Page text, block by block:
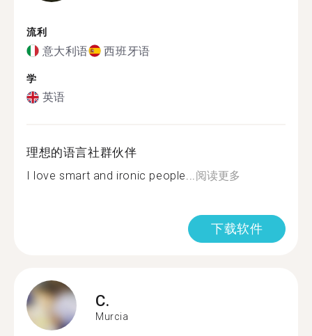
流利
意大利语 西班牙语
学
英语
理想的语言社群伙伴
I love smart and ironic people...阅读更多
下载软件
C.
Murcia